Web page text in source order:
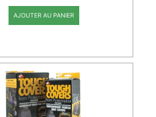
AJOUTER AU PANIER